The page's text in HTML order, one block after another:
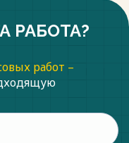
РАБОТА?
работ –